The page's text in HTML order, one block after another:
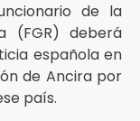
de la
(FGR) deberá
española en
de Ancira por
país.